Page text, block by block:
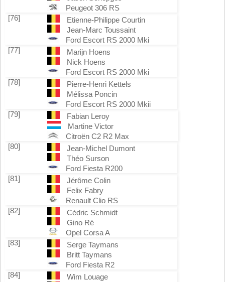
Peugeot 306 RS
[76]
Etienne-Philippe Courtin
Jean-Marc Toussaint
Ford Escort RS 2000 Mki
[77]
Marijn Hoens
Nick Hoens
Ford Escort RS 2000 Mki
[78]
Pierre-Henri Kettels
Mélissa Poncin
Ford Escort RS 2000 Mkii
[79]
Fabian Leroy
Martine Victor
Citroën C2 R2 Max
[80]
Jean-Michel Dumont
Théo Surson
Ford Fiesta R200
[81]
Jérôme Colin
Felix Fabry
Renault Clio RS
[82]
Cédric Schmidt
Gino Ré
Opel Corsa A
[83]
Serge Taymans
Britt Taymans
Ford Fiesta R2
[84]
Wim Louage